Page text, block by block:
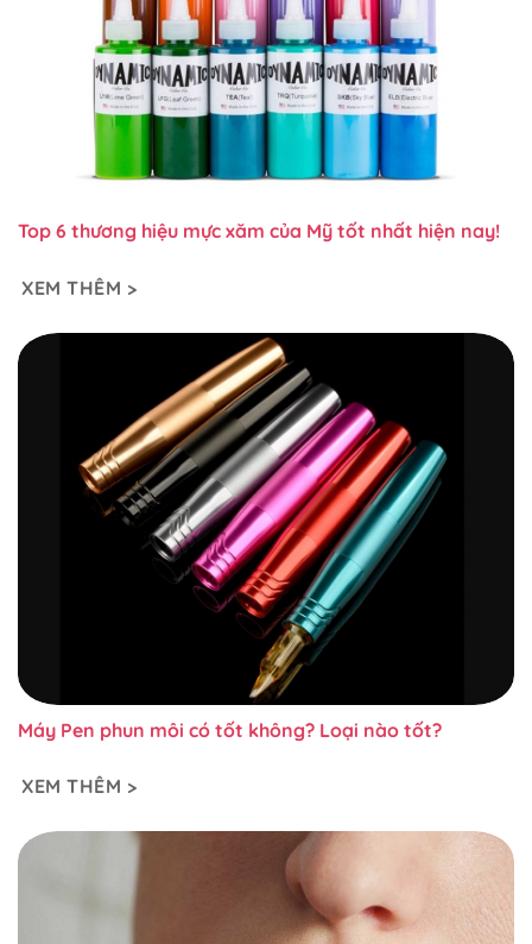
Top 6 thương hiệu mực xăm của Mỹ tốt nhất hiện nay!
XEM THÊM >
Máy Pen phun môi có tốt không? Loại nào tốt?
XEM THÊM >